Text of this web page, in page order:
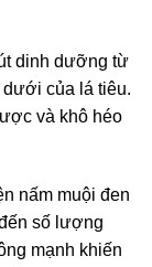
dinh dưỡng từ
dưới của lá tiêu.
và khô héo
nấm muội đen
số lượng
mạnh khiến